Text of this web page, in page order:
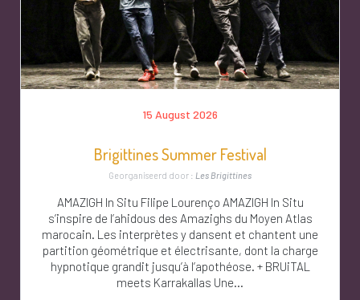
15 August 2026
Brigittines Summer Festival
Georganiseerd door : Les Brigittines
AMAZIGH In Situ Filipe Lourenço AMAZIGH In Situ
s’inspire de l’ahidous des Amazighs du Moyen Atlas
marocain. Les interprètes y dansent et chantent une
partition géométrique et électrisante, dont la charge
hypnotique grandit jusqu’à l’apothéose. + BRUiTAL
meets Karrakallas Une...